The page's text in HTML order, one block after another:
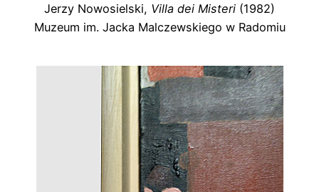
Jerzy Nowosielski, Villa dei Misteri (1982)
Muzeum im. Jacka Malczewskiego w Radomiu